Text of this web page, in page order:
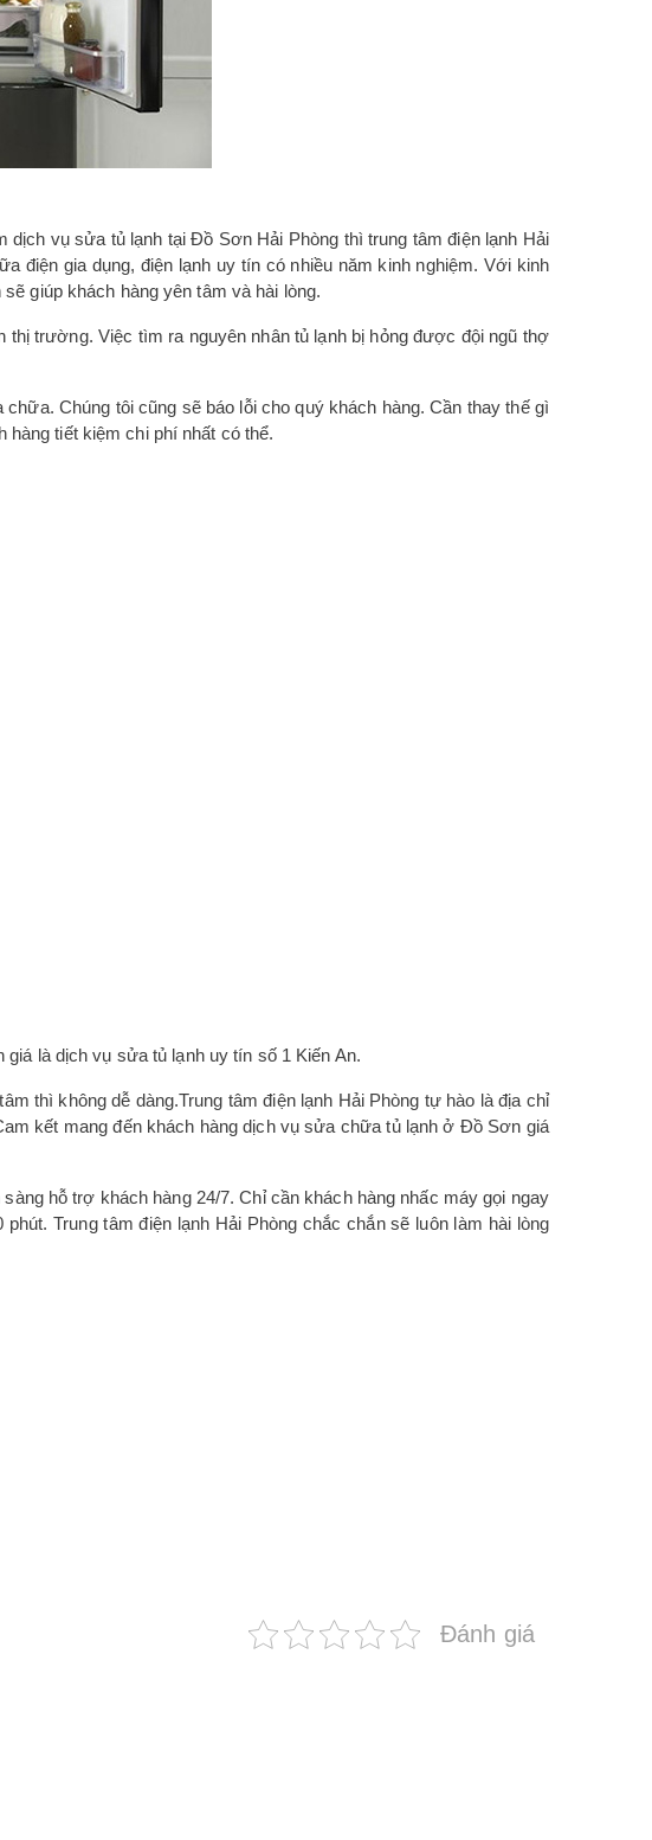
vụ sửa tủ lạnh tại Đồ Sơn Hải Phòng thì trung tâm điện lạnh Hải
điện gia dụng, điện lạnh uy tín có nhiều năm kinh nghiệm. Với kinh
giúp khách hàng yên tâm và hài lòng.
trường. Việc tìm ra nguyên nhân tủ lạnh bị hỏng được đội ngũ thợ
Chúng tôi cũng sẽ báo lỗi cho quý khách hàng. Cần thay thế gì
tiết kiệm chi phí nhất có thể.
là dịch vụ sửa tủ lạnh uy tín số 1 Kiến An.
thì không dễ dàng.Trung tâm điện lạnh Hải Phòng tự hào là địa chỉ
kết mang đến khách hàng dịch vụ sửa chữa tủ lạnh ở Đồ Sơn giá
hỗ trợ khách hàng 24/7. Chỉ cần khách hàng nhấc máy gọi ngay
Trung tâm điện lạnh Hải Phòng chắc chắn sẽ luôn làm hài lòng
Đánh giá